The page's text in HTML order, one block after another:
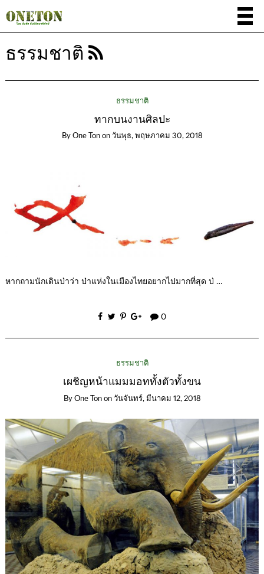
ธรรมชาติ
ธรรมชาติ
ทากบนงานศิลปะ
By One Ton on วันพุธ, พฤษภาคม 30, 2018
หากถามนักเดินป่าว่า ป่าแห่งในเมืองไทยอยากไปมากที่สุด ป่ …
0
ธรรมชาติ
เผชิญหน้าแมมมอททั้งตัวทั้งขน
By One Ton on วันจันทร์, มีนาคม 12, 2018